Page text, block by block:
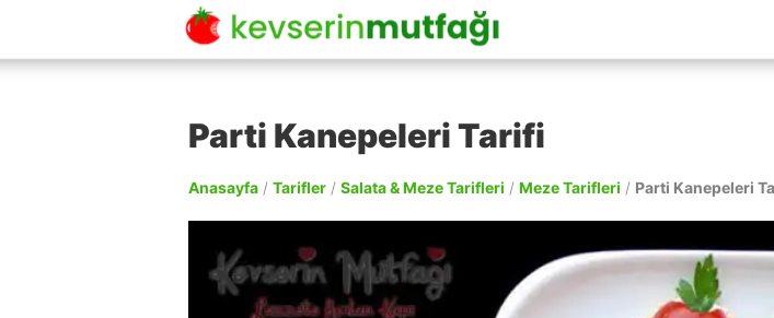
Parti Kanepeleri Tarifi
Anasayfa / Tarifler / Salata & Meze Tarifleri / Meze Tarifleri / Parti Kanepeleri